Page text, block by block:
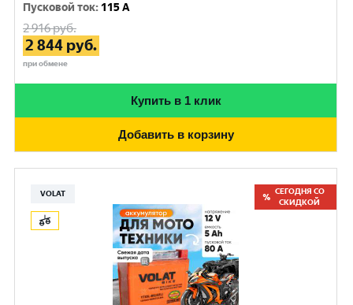
Пусковой ток: 115 A
2 916руб.
2 844 руб.
при обмене
Купить в 1 клик
Добавить в корзину
VOLAT
СЕГОДНЯ СО
СКИДКОЙ